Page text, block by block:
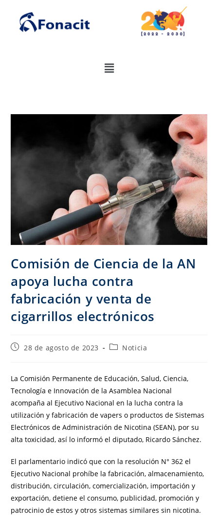
Comisión de Ciencia de la AN
apoya lucha contra
fabricación y venta de
cigarrillos electrónicos
28 de agosto de 2023 Noticia
La Comisión Permanente de Educación, Salud, Ciencia,
Tecnología e Innovación de la Asamblea Nacional
acompaña al Ejecutivo Nacional en la lucha contra la
utilización y fabricación de vapers o productos de Sistemas
Electrónicos de Administración de Nicotina (SEAN), por su
alta toxicidad, así lo informó el diputado, Ricardo Sánchez.
El parlamentario indicó que con la resolución N° 362 el
Ejecutivo Nacional prohíbe la fabricación, almacenamiento,
distribución, circulación, comercialización, importación y
exportación, detiene el consumo, publicidad, promoción y
patrocinio de estos y otros sistemas similares sin nicotina.